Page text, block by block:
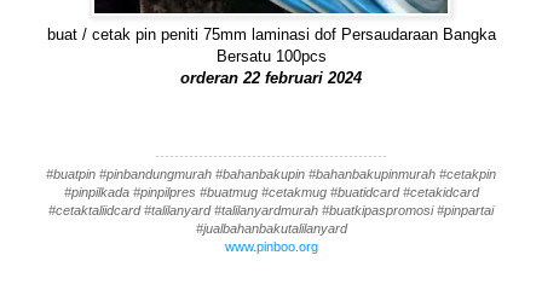
buat / cetak pin peniti 75mm laminasi dof Persaudaraan Bangka
Bersatu 100pcs
orderan 22 februari 2024
------------------------------------------------
#buatpin #pinbandungmurah #bahanbakupin #bahanbakupinmurah #cetakpin
#pinpilkada #pinpilpres #buatmug #cetakmug #buatidcard #cetakidcard
#cetaktaliidcard #talilanyard #talilanyardmurah #buatkipaspromosi #pinpartai
#jualbahanbakutalilanyard
www.pinboo.org